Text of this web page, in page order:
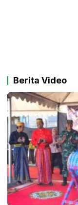
Berita Video